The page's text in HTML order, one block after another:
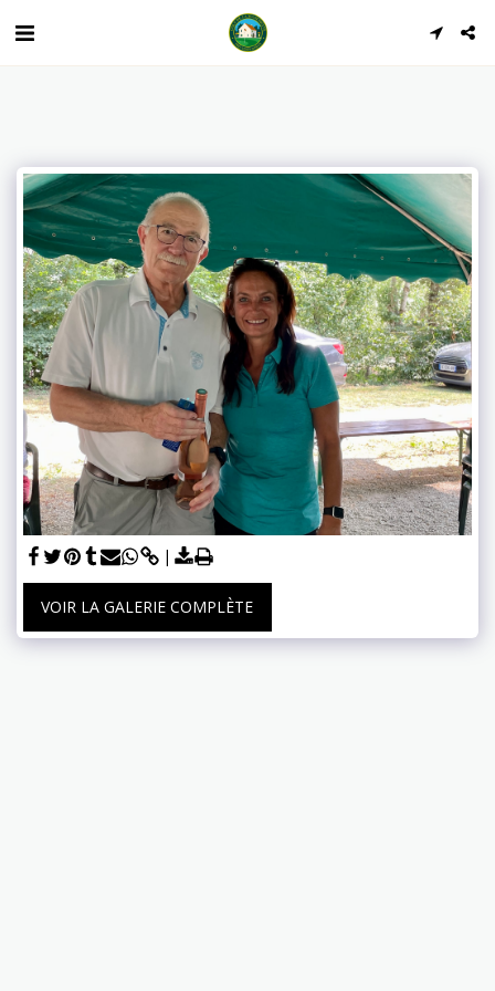
VOIR LA GALERIE COMPLÈTE